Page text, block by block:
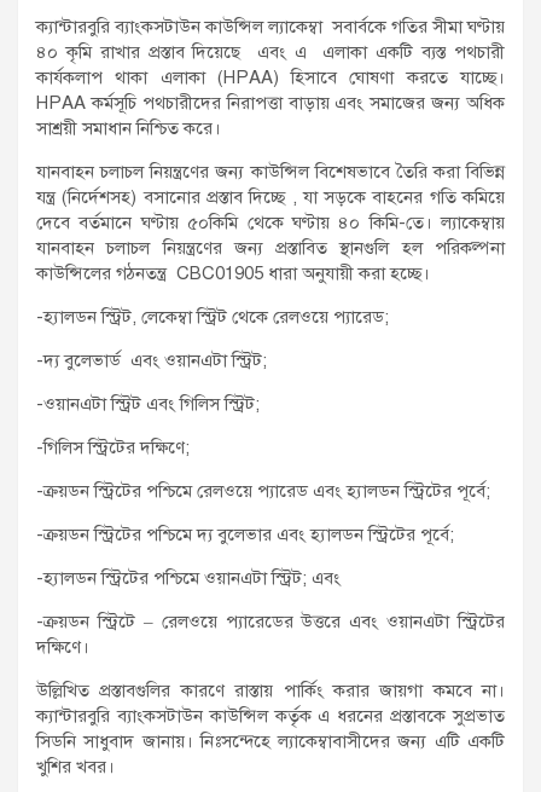
ক্যান্টারবুরি ব্যাংকসটাউন কাউন্সিল ল্যাকেম্বা সবার্বকে গতির সীমা ঘণ্টায়
৪০ কৃমি রাখার প্রস্তাব দিয়েছে এবং এ এলাকা একটি ব্যস্ত পথচারী
কার্যকলাপ থাকা এলাকা (HPAA) হিসাবে ঘোষণা করতে যাচ্ছে।
HPAA কর্মসূচি পথচারীদের নিরাপত্তা বাড়ায় এবং সমাজের জন্য অধিক
সাশ্রয়ী সমাধান নিশ্চিত করে।
যানবাহন চলাচল নিয়ন্ত্রণের জন্য কাউন্সিল বিশেষভাবে তৈরি করা বিভিন্ন
যন্ত্র (নির্দেশসহ) বসানোর প্রস্তাব দিচ্ছে , যা সড়কে বাহনের গতি কমিয়ে
দেবে বর্তমানে ঘণ্টায় ৫০কিমি থেকে ঘণ্টায় ৪০ কিমি-তে। ল্যাকেম্বায়
যানবাহন চলাচল নিয়ন্ত্রণের জন্য প্রস্তাবিত স্থানগুলি হল পরিকল্পনা
কাউন্সিলের গঠনতন্ত্র CBC01905 ধারা অনুযায়ী করা হচ্ছে।
-হ্যালডন স্ট্রিট, লেকেম্বা স্ট্রিট থেকে রেলওয়ে প্যারেড;
-দ্য বুলেভার্ড এবং ওয়ানএটা স্ট্রিট;
-ওয়ানএটা স্ট্রিট এবং গিলিস স্ট্রিট;
-গিলিস স্ট্রিটের দক্ষিণে;
-ক্রয়ডন স্ট্রিটের পশ্চিমে রেলওয়ে প্যারেড এবং হ্যালডন স্ট্রিটের পূর্বে;
-ক্রয়ডন স্ট্রিটের পশ্চিমে দ্য বুলেভার এবং হ্যালডন স্ট্রিটের পূর্বে;
-হ্যালডন স্ট্রিটের পশ্চিমে ওয়ানএটা স্ট্রিট; এবং
-ক্রয়ডন স্ট্রিটে – রেলওয়ে প্যারেডের উত্তরে এবং ওয়ানএটা স্ট্রিটের
দক্ষিণে।
উল্লিখিত প্রস্তাবগুলির কারণে রাস্তায় পার্কিং করার জায়গা কমবে না।
ক্যান্টারবুরি ব্যাংকসটাউন কাউন্সিল কর্তৃক এ ধরনের প্রস্তাবকে সুপ্রভাত
সিডনি সাধুবাদ জানায়। নিঃসন্দেহে ল্যাকেম্বাবাসীদের জন্য এটি একটি
খুশির খবর।